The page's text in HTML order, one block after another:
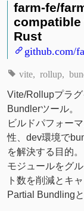
farm-fe/
Rust
github.com/
vite rollup
Vite/Rollupプラ
Bundlerツール。
ビルドパフォー
性、dev環境で
を解決する目的。
モジュールをグ
ト数を削減とキ
Partial Bundling